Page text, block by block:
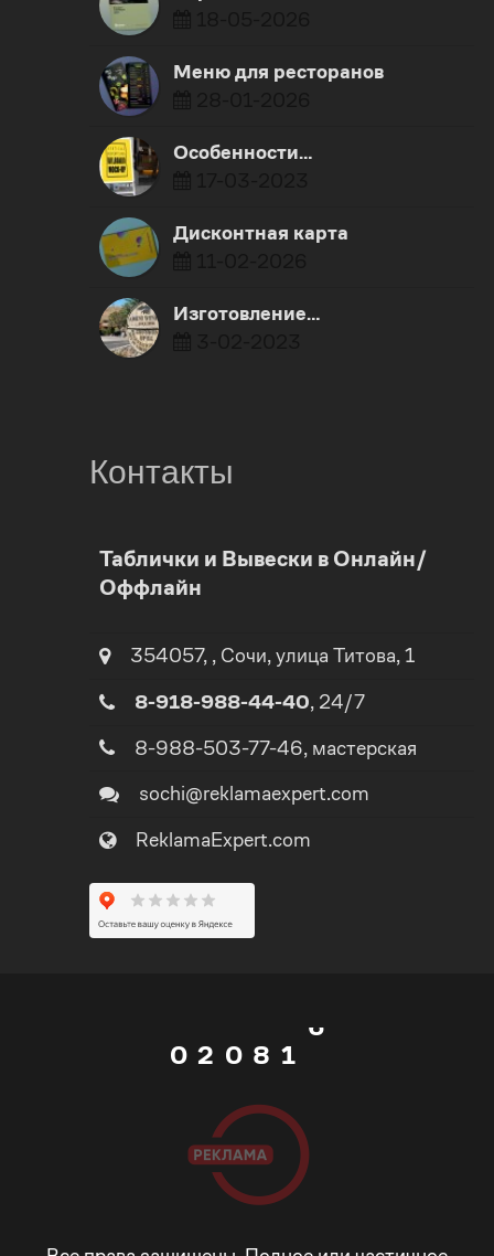
Меню для ресторанов
​Особенности…
Дисконтная карта
Изготовление…
Контакты
Таблички и Вывески в Онлайн/
Оффлайн
354057, , Сочи, улица Титова, 1
8-918-988-44-40, 24/7
8-988-503-77-46, мастерская
sochi@reklamaexpert.com
ReklamaExpert.com
0
0
2 0
1
2
2
4
5
8
9
_
1
2
3
1
2
3
8